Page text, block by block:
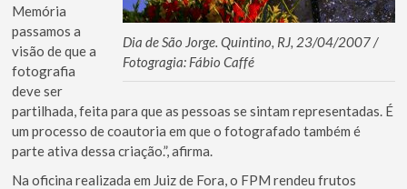
Dia de São Jorge. Quintino, RJ, 23/04/2007 /
Fotogragia: Fábio Caffé
Memória
passamos a
visão de que a
fotografia
deve ser
partilhada, feita para que as pessoas se sintam representadas. É
um processo de coautoria em que o fotografado também é
parte ativa dessa criação.”, afirma.
Na oficina realizada em Juiz de Fora, o FPM rendeu frutos